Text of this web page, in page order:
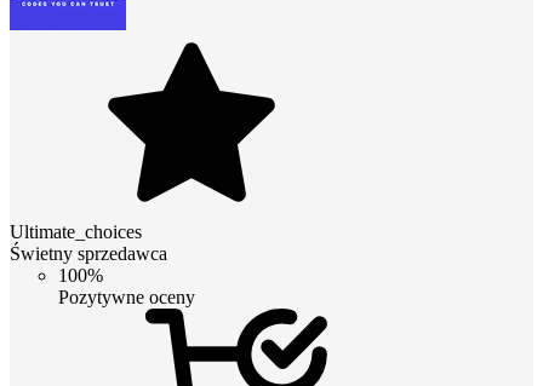
Ultimate_choices
Świetny sprzedawca
100%
Pozytywne oceny